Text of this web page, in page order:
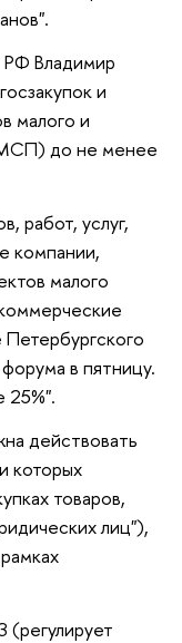
РФ Владимир
и
малого и
до не менее
работ, услуг,
компании,
малого
Петербургского
в пятницу.
25%".
действовать
которых
товаров,
лиц"),